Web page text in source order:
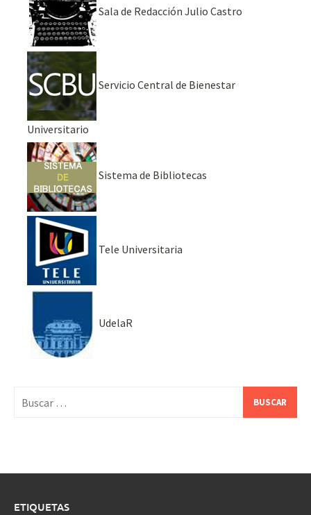
Sala de Redacción Julio Castro
Servicio Central de Bienestar
Universitario
Sistema de Bibliotecas
Tele Universitaria
UdelaR
ETIQUETAS